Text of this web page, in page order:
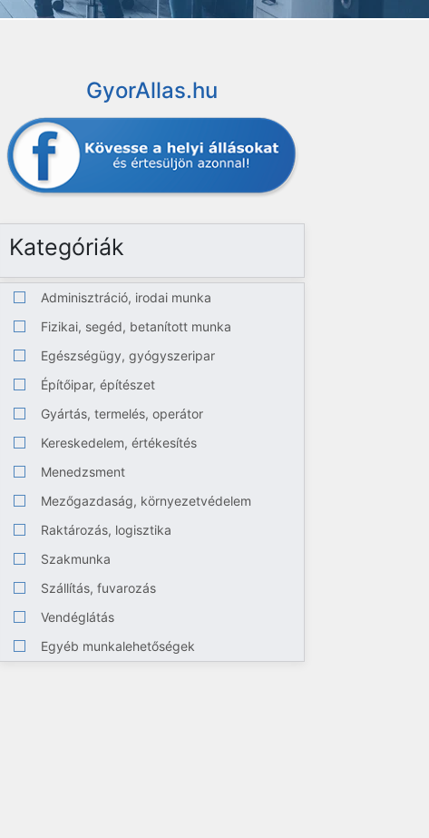
GyorAllas.hu
Kategóriák
Adminisztráció, irodai munka
Fizikai, segéd, betanított munka
Egészségügy, gyógyszeripar
Építőipar, építészet
Gyártás, termelés, operátor
Kereskedelem, értékesítés
Menedzsment
Mezőgazdaság, környezetvédelem
Raktározás, logisztika
Szakmunka
Szállítás, fuvarozás
Vendéglátás
Egyéb munkalehetőségek